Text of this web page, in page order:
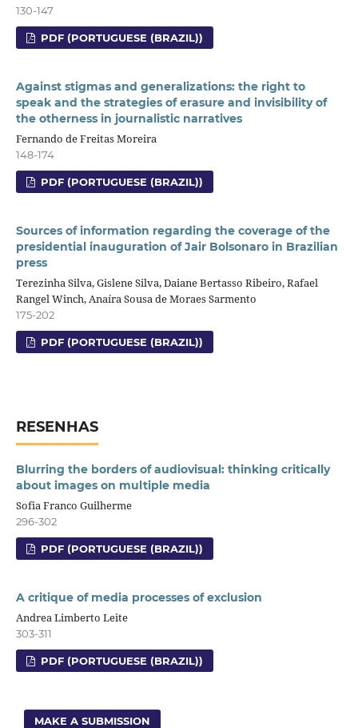
130-147
PDF (PORTUGUESE (BRAZIL))
Against stigmas and generalizations: the right to
speak and the strategies of erasure and invisibility of
the otherness in journalistic narratives
Fernando de Freitas Moreira
148-174
PDF (PORTUGUESE (BRAZIL))
Sources of information regarding the coverage of the
presidential inauguration of Jair Bolsonaro in Brazilian
press
Terezinha Silva, Gislene Silva, Daiane Bertasso Ribeiro, Rafael
Rangel Winch, Anaíra Sousa de Moraes Sarmento
175-202
PDF (PORTUGUESE (BRAZIL))
RESENHAS
Blurring the borders of audiovisual: thinking critically
about images on multiple media
Sofia Franco Guilherme
296-302
PDF (PORTUGUESE (BRAZIL))
A critique of media processes of exclusion
Andrea Limberto Leite
303-311
PDF (PORTUGUESE (BRAZIL))
MAKE A SUBMISSION